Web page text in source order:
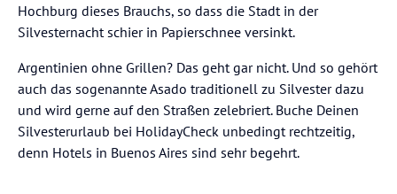
Hochburg dieses Brauchs, so dass die Stadt in der
Silvesternacht schier in Papierschnee versinkt.
Argentinien ohne Grillen? Das geht gar nicht. Und so gehört
auch das sogenannte Asado traditionell zu Silvester dazu
und wird gerne auf den Straßen zelebriert. Buche Deinen
Silvesterurlaub bei HolidayCheck unbedingt rechtzeitig,
denn Hotels in Buenos Aires sind sehr begehrt.